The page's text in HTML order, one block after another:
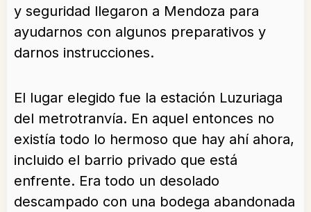
y seguridad llegaron a Mendoza para
ayudarnos con algunos preparativos y
darnos instrucciones.
El lugar elegido fue la estación Luzuriaga
del metrotranvía. En aquel entonces no
existía todo lo hermoso que hay ahí ahora,
incluido el barrio privado que está
enfrente. Era todo un desolado
descampado con una bodega abandonada